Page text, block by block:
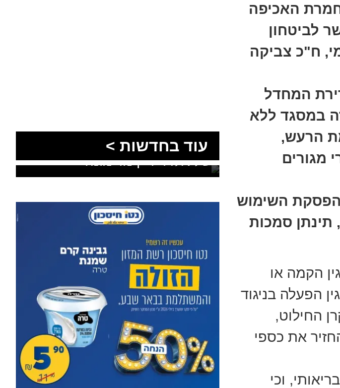
האכיפה
לביטחון
ח"כ צביקה
המחדל
במסגד ללא
הרעש,
מגורים
השימוש
סמכות
50 אלף שקל בגין הקמה או
ללא היתר, ו-10,000 שקל בגין הפעלה בניגוד
החילוט,
את כספי
וכי
עוד בחדשות >
סוף טרגי לחיפושים: זוהתה גופתו
של אלדר דיין מדימונה
עוד מומחים >
הסעות בדרום 2026: כך
מתכננים נסיעה קבוצתית
מושלמת לנגב, לאילת ולים
המלח